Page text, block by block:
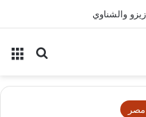
والشناوي
بحث